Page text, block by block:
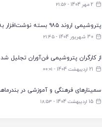
2 مهر 1404 - ۲۱:۵۶
30 شهریور 1404 - ۲۱:۴۵
از کارگران پتروشیمی فن‌آوران تجلیل شد
21 اردیبهشت 1404 - ۰۰:۰۱
15 اردیبهشت 1404 - ۱۸:۵۳